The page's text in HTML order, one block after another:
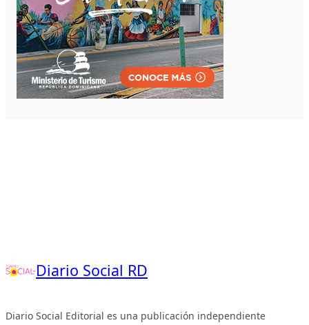
Diario Social RD
Diario Social Editorial es una publicación independiente